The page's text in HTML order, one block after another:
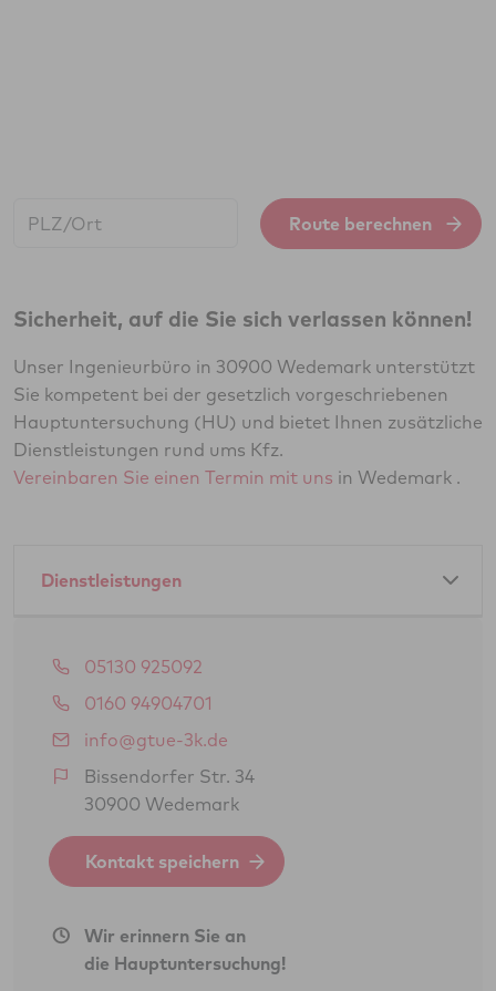
Route berechnen
Sicherheit, auf die Sie sich verlassen können!
Unser Ingenieurbüro in 30900 Wedemark unterstützt
Sie kompetent bei der gesetzlich vorgeschriebenen
Hauptuntersuchung (HU) und bietet Ihnen zusätzliche
Dienstleistungen rund ums Kfz.
Vereinbaren Sie einen Termin mit uns in Wedemark .
Dienstleistungen
Amtliche Dienstleistungen als GTÜ-Partner:
Hauptuntersuchung Pkw
Änderungsabnahme gem. § 19 (3) StVZO
Gasprüfung Fahrzeugantrieb (GSP/GAP)
BOKraft-Prüfung (Personenbeförderung)
des Technischen Dienstes der GTÜ:
Vollgutachten gem. § 21 StVZO
05130 925092
0160 94904701
info@gtue-3k.de
Bissendorfer Str. 34
30900 Wedemark
Kontakt speichern
Wir erinnern Sie an
die Hauptuntersuchung!